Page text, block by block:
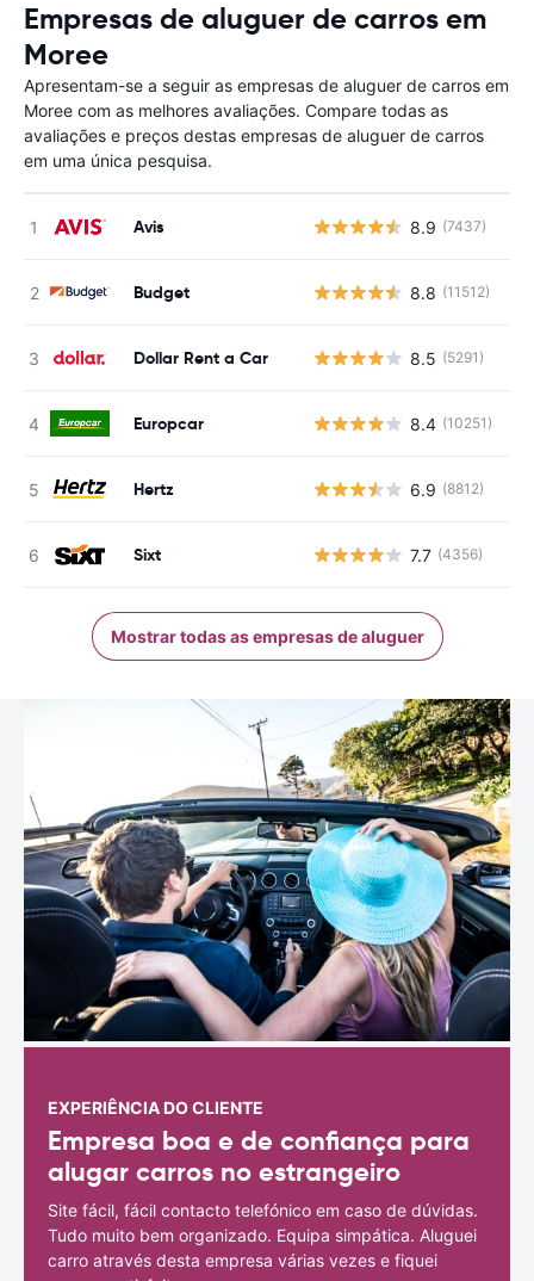
Empresas de aluguer de carros em
Moree
Apresentam-se a seguir as empresas de aluguer de carros em
Moree com as melhores avaliações. Compare todas as
avaliações e preços destas empresas de aluguer de carros
em uma única pesquisa.
Avis 8.9 (7437)
Budget 8.8 (11512)
Dollar Rent a Car 8.5 (5291)
Europcar 8.4 (10251)
Hertz 6.9 (8812)
Sixt 7.7 (4356)
Mostrar todas as empresas de aluguer
EXPERIÊNCIA DO CLIENTE
Empresa boa e de confiança para
alugar carros no estrangeiro
Site fácil, fácil contacto telefónico em caso de dúvidas.
Tudo muito bem organizado. Equipa simpática. Aluguei
carro através desta empresa várias vezes e fiquei